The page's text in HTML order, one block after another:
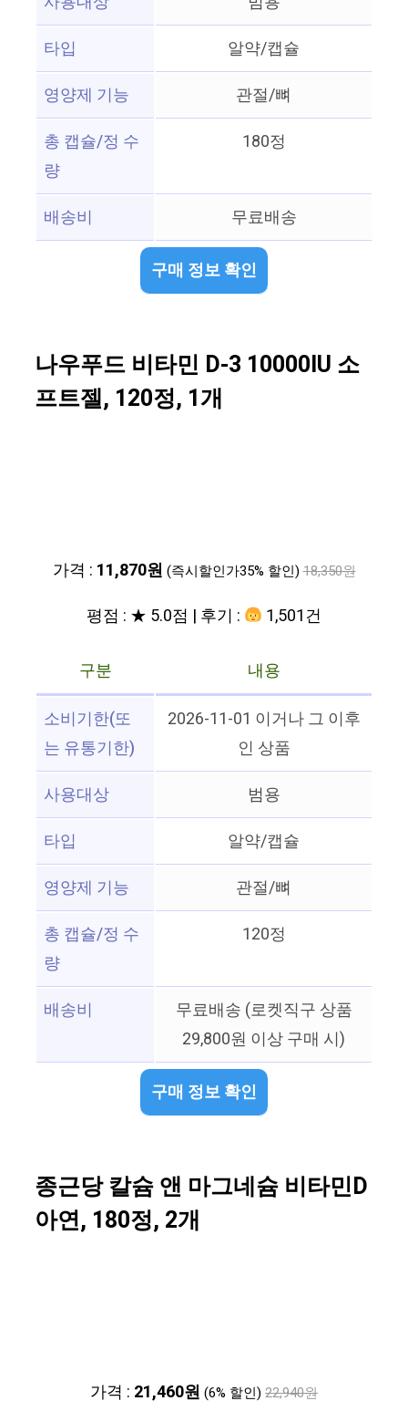
타입
알약/캡슐
영양제 기능
관절/뼈
총 캡슐/정 수
량
180정
배송비 무료배송
구매 정보 확인
나우푸드 비타민 D-3 10000IU 소
프트젤, 120정, 1개
가격 : 11,870원 (즉시할인가35% 할인) 18,350원
평점 : ★ 5.0점 | 후기 : 1,501건
구분
내용
소비기한(또
는 유통기한)
2026-11-01 이거나 그 이후
인 상품
사용대상
범용
타입
알약/캡슐
영양제 기능
관절/뼈
총 캡슐/정 수
량
120정
배송비
무료배송 (로켓직구 상품
29,800원 이상 구매 시)
구매 정보 확인
종근당 칼슘 앤 마그네슘 비타민D
아연, 180정, 2개
가격 : 21,460원 (6% 할인) 22,940원